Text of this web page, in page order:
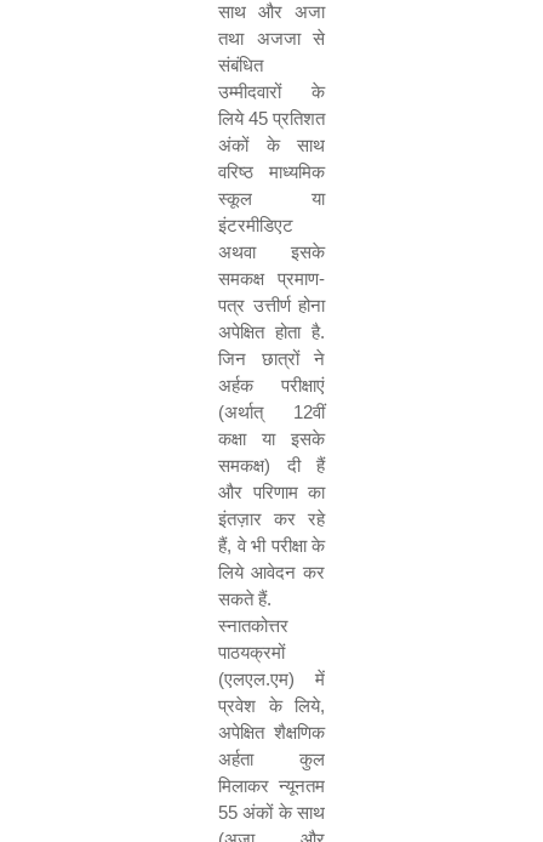
साथ और अजा
तथा अजजा से
संबंधित
उम्मीदवारों के
लिये45 प्रतिशत
अंकों के साथ
वरिष्ठ माध्यमिक
स्कूल या
इंटरमीडिएट
अथवा इसके
समकक्ष प्रमाण-
पत्र उत्तीर्ण होना
अपेक्षित होता है.
जिन छात्रों ने
अर्हक परीक्षाएं
(अर्थात् 12वीं
कक्षा या इसके
समकक्ष) दी हैं
और परिणाम का
इंतज़ार कर रहे
हैं, वे भी परीक्षा के
लिये आवेदन कर
सकते हैं.
स्नातकोत्तर
पाठयक्रमों
(एलएल.एम) में
प्रवेश के लिये,
अपेक्षित शैक्षणिक
अर्हता कुल
मिलाकर न्यूनतम
55 अंकों के साथ